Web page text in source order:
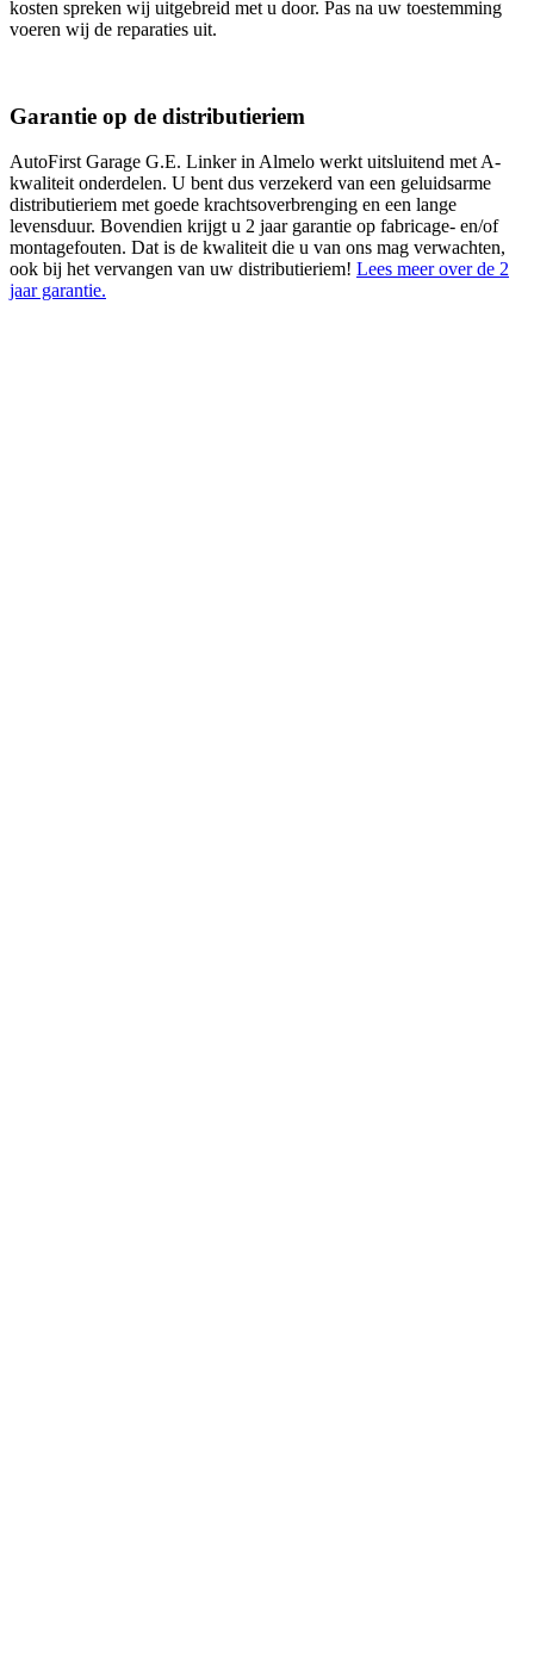
kosten spreken wij uitgebreid met u door. Pas na uw toestemming
voeren wij de reparaties uit.
Garantie op de distributieriem
AutoFirst Garage G.E. Linker in Almelo werkt uitsluitend met A-
kwaliteit onderdelen. U bent dus verzekerd van een geluidsarme
distributieriem met goede krachtsoverbrenging en een lange
levensduur. Bovendien krijgt u 2 jaar garantie op fabricage- en/of
montagefouten. Dat is de kwaliteit die u van ons mag verwachten,
ook bij het vervangen van uw distributieriem! Lees meer over de 2
jaar garantie.